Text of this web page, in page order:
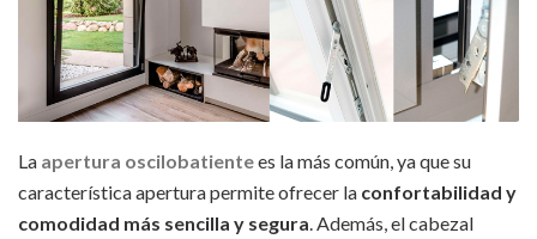
La apertura oscilobatientees la más común, ya que su
característica apertura permite ofrecer la confortabilidad y
comodidad más sencilla y segura. Además, el cabezal